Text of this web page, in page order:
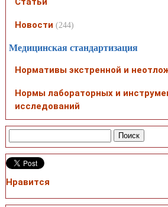
Новости (244)
Медицинская стандартизация
Нормативы экстренной и
Нормы лабораторных и
исследований
Нравится